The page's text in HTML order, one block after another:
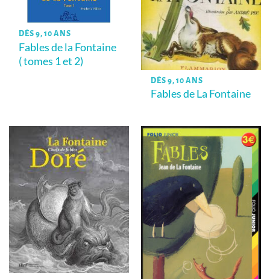
DÈS 9, 10 ANS
Fables de la Fontaine
( tomes 1 et 2)
DÈS 9, 10 ANS
Fables de La Fontaine